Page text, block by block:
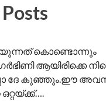
കൊണ്ടൊന്നും
ആയിരിക്കെ
ദേ കുഞ്ഞും.ഈ